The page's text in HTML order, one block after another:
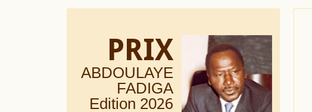
PRIX
ABDOULAYE
FADIGA
Edition 2026